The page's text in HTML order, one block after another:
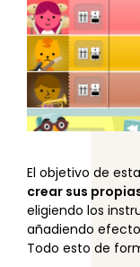
El objetivo de
crear sus
eligiendo los
añadiendo
Todo esto de